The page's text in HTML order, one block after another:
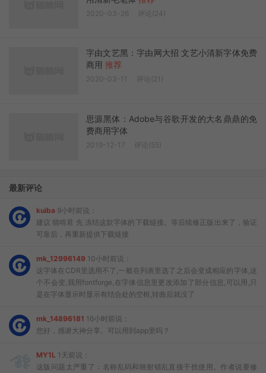
2020-03-26 评论(24)
字由文艺黑：字由网大招 文艺小清新字体免费
商用 推荐
2020-03-11 评论(21)
思源黑体：Adobe与谷歌开发的大名鼎鼎的免
费商用字体
2019-12-17 评论(55)
最新评论
kuiba 9小时前说：
建议 猫啃君 先 冻结这款字体的下载链接。等后续修正版出来了，验证
可靠后，再重新提供下载链接
mk_12996149 10小时前说：
这字体在CDR里选用不了,一般在列表里选了之后会变成相应的字体,这
个不会变,我用fontforge,在字体信息里更改添加了部分信息,可以用,只
是在字体显示时显示有结合处的空框,转曲后就没了
mk_14896181 16小时前说：
您好，感谢大神分享。可以用到app里吗？
MY1L 1天前说：
这版问题太严重了：名称乱码和映射错乱直接干扰使用。作者说要修